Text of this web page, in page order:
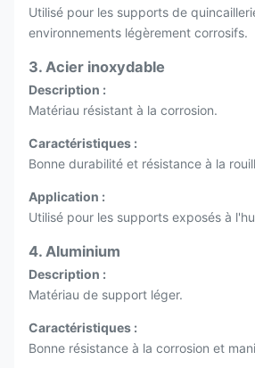
Utilisé pour les supports de
environnements légèrement corrosifs.
3. Acier inoxydable
Description :
Matériau résistant à la corrosion.
Caractéristiques :
Bonne durabilité et résistance à la
Application :
Utilisé pour les supports exposés à
4. Aluminium
Description :
Matériau de support léger.
Caractéristiques :
Bonne résistance à la corrosion et